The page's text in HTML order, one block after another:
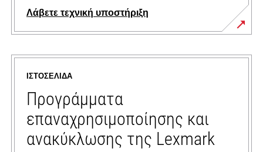
Λάβετε τεχνική υποστήριξη
opens
in
new
tab
ΙΣΤΟΣΕΛΊΔΑ
Προγράμματα
επαναχρησιμοποίησης και
ανακύκλωσης της Lexmark